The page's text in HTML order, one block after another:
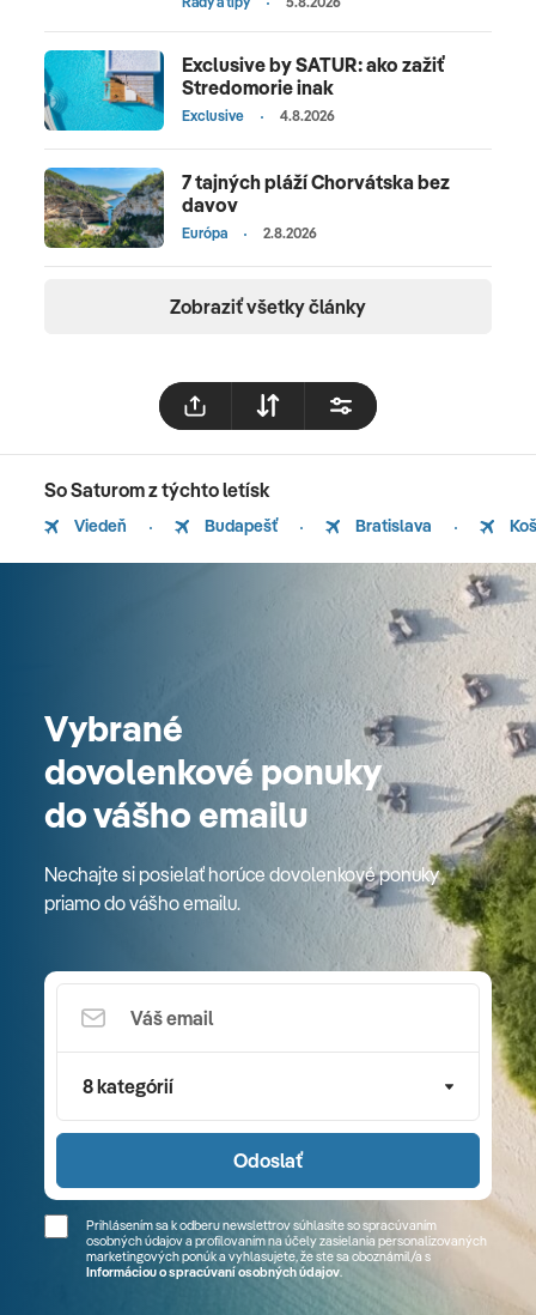
Frame. Nezabudnite vykročiť naproti budúcnosti v
dubajskom živom futuristickom Múzeu budúcosti s
robotmi. Naša first moment ponuka na Dubaj
a ďalšie emiráty vás zaručene osloví.
Exclusive by SATUR: ako zažiť
Stredomorie inak
Exclusive 4.8.2026
7 tajných pláží Chorvátska bez
davov
Európa 2.8.2026
Zobraziť všetky články
So Saturom z týchto letísk
Viedeň Budapešť Bratislava
Vybrané
dovolenkové ponuky
do vášho emailu
Nechajte si posielať horúce dovolenkové ponuky
priamo do vášho emailu.
8 kategórií
Odoslať
Prihlásením sa k odberu newslettrov súhlasíte so spracúvaním
osobných údajov a profilovaním na účely zasielania personalizovaných
marketingových ponúk a vyhlasujete, že ste sa oboznámil/a s
Informáciou o spracúvaní osobných údajov.